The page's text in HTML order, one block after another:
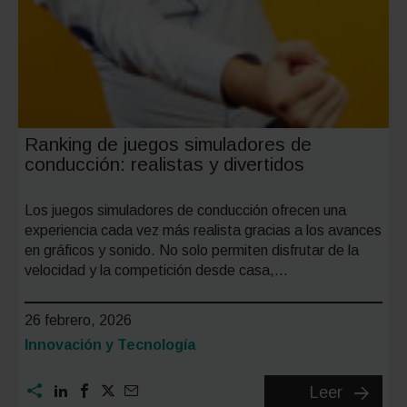
Ranking de juegos simuladores de
conducción: realistas y divertidos
Los juegos simuladores de conducción ofrecen una
experiencia cada vez más realista gracias a los avances
en gráficos y sonido. No solo permiten disfrutar de la
velocidad y la competición desde casa,…
26 febrero, 2026
Categoría:
Innovación y Tecnología
Leer
Ranking